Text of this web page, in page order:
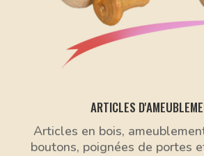
ARTICLES
Articles en bois,
boutons, poignées de portes